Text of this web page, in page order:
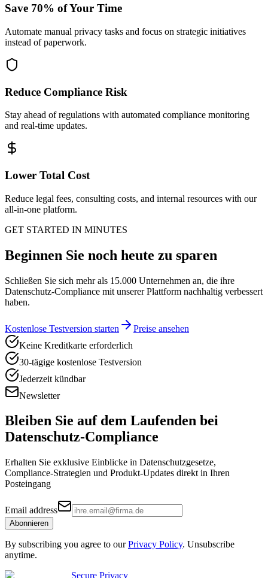
Save 70% of Your Time
Automate manual privacy tasks and focus on strategic initiatives
instead of paperwork.
Reduce Compliance Risk
Stay ahead of regulations with automated compliance monitoring
and real-time updates.
Lower Total Cost
Reduce legal fees, consulting costs, and internal resources with our
all-in-one platform.
GET STARTED IN MINUTES
Beginnen Sie noch heute zu sparen
Schließen Sie sich mehr als 15.000 Unternehmen an, die ihre
Datenschutz-Compliance mit unserer Plattform nachhaltig verbessert
haben.
Kostenlose Testversion starten
Preise ansehen
Keine Kreditkarte erforderlich
30-tägige kostenlose Testversion
Jederzeit kündbar
Newsletter
Bleiben Sie auf dem Laufenden bei
Datenschutz-Compliance
Erhalten Sie exklusive Einblicke in Datenschutzgesetze,
Compliance-Strategien und Produkt-Updates direkt in Ihren
Posteingang
Email address
Abonnieren
By subscribing you agree to our Privacy Policy. Unsubscribe
anytime.
Secure Privacy